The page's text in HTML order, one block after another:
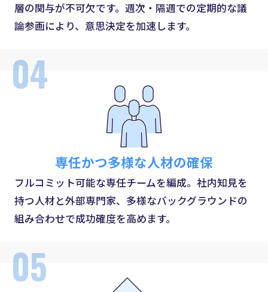
層の関与が不可欠です。週次・隔週での定期的な議
論参画により、意思決定を加速します。
04
専任かつ多様な人材の確保
フルコミット可能な専任チームを編成。社内知見を
持つ人材と外部専門家、多様なバックグラウンドの
組み合わせで成功確度を高めます。
05